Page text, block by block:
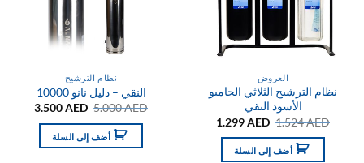
العروض
نظام الترشيح الثلاثي الجامبو
الأسود النقي
1.524AED
السعر
هو:
1.524 AED.
1.299AED
أضف إلى السلة
نظام الترشيح
النقي – دليل نانو 10000
5.000AED
السعر
هو:
5.000 AED.
3.500AED
السعر
أضف إلى السلة